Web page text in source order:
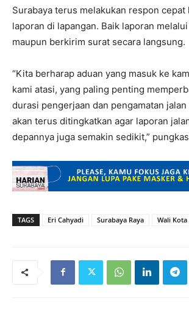
Surabaya terus melakukan respon cepat
laporan di lapangan. Baik laporan
maupun berkirim surat secara langsung.
“Kita berharap aduan yang masuk ke
kami atasi, yang paling penting
durasi pengerjaan dan pengamatan
akan terus ditingkatkan agar laporan
depannya juga semakin sedikit,”
TAGS Eri Cahyadi Surabaya Raya Wali